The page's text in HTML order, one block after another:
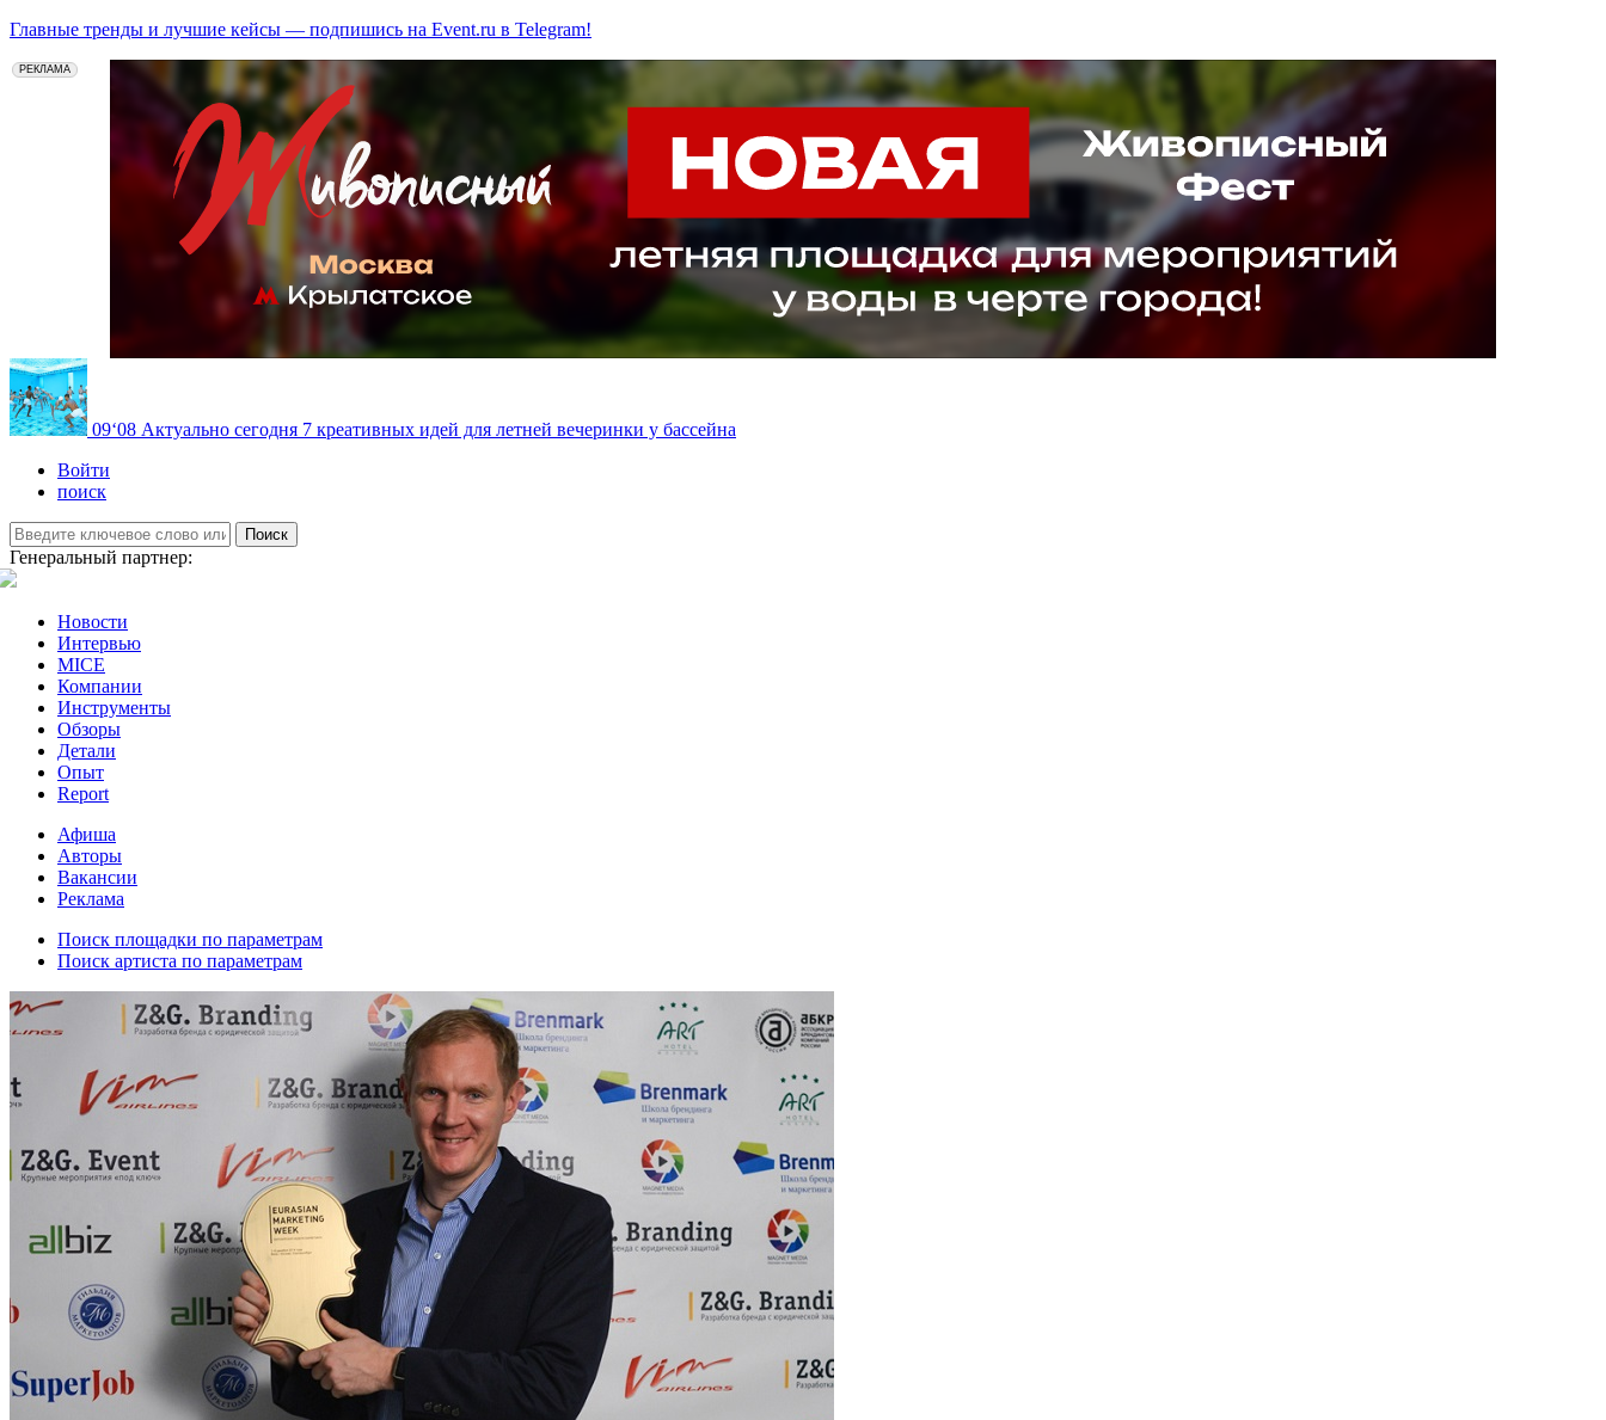
Главные тренды и лучшие кейсы — подпишись на Event.ru в Telegram!
РЕКЛАМА
09‘08 Актуально сегодня 7 креативных идей для летней вечеринки у бассейна
Войти
поиск
Поиск
Генеральный партнер:
Новости
Интервью
MICE
Компании
Инструменты
Обзоры
Детали
Опыт
Report
Афиша
Авторы
Вакансии
Реклама
Поиск площадки по параметрам
Поиск артиста по параметрам